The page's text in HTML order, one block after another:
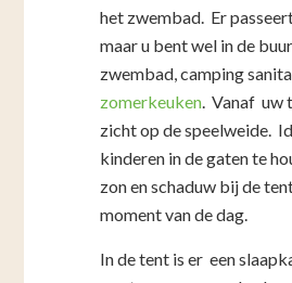
het zwembad. Er
maar u bent wel in de
zwembad, camping
zomerkeuken. Vanaf uw
zicht op de speelweide.
kinderen in de gaten te
zon en schaduw bij de
moment van de dag.
In de tent is er een